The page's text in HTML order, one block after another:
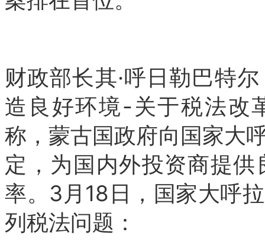
财政部长其·呼日勒巴特
造良好环境-关于税法改
称，蒙古国政府向国家大
定，为国内外投资商提
率。3月18日，国家大呼
列税法问题：